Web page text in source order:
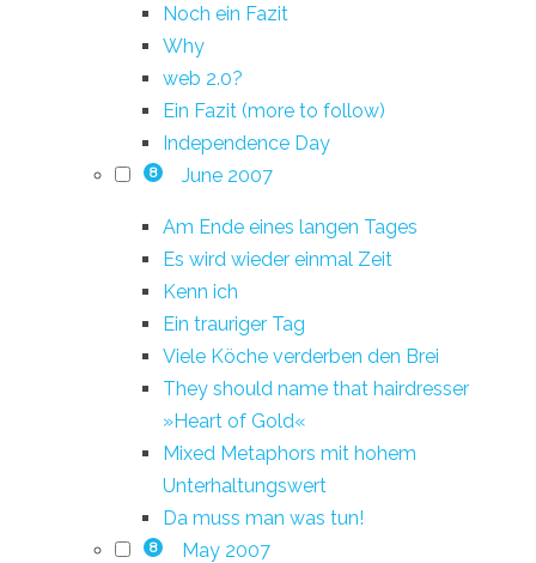
Noch ein Fazit
Why
web 2.0?
Ein Fazit (more to follow)
Independence Day
8 June 2007
Am Ende eines langen Tages
Es wird wieder einmal Zeit
Kenn ich
Ein trauriger Tag
Viele Köche verderben den Brei
They should name that hairdresser
»Heart of Gold«
Mixed Metaphors mit hohem
Unterhaltungswert
Da muss man was tun!
8 May 2007